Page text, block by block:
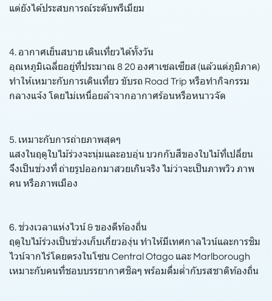
แต่ยังได้ประสบการณ์ระดับพรีเมียม
4. อากาศเย็นสบาย เดินเที่ยวได้ทั้งวัน
อุณหภูมิเฉลี่ยอยู่ที่ประมาณ 8 20 องศาเซลเซียส (แล้วแต่ภูมิภาค)
ทำให้เหมาะกับการเดินเที่ยว ขับรถ Road Trip หรือทำกิจกรรม
กลางแจ้ง โดยไม่เหนื่อยล้าจากอากาศร้อนหรือหนาวจัด
5. เหมาะกับการถ่ายภาพสุดๆ
แสงในฤดูใบไม้ร่วงจะนุ่มและอบอุ่น บวกกับสีของใบไม้ที่เปลี่ยน
จึงเป็นช่วงที่ ถ่ายรูปออกมาสวยเกินจริง ไม่ว่าจะเป็นภาพวิว ภาพ
คน หรือภาพเมือง
6. ช่วงเวลาแห่งไวน์ & ของดีท้องถิ่น
ฤดูใบไม้ร่วงเป็นช่วงเก็บเกี่ยวองุ่น ทำให้มีเทศกาลไวน์และการชิม
ไวน์จากไร่โดยตรงในโซน Central Otago และ Marlborough
เหมาะกับคนที่ชอบบรรยากาศชิลๆ พร้อมดื่มด่ำกับรสชาติท้องถิ่น